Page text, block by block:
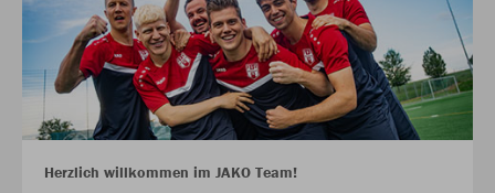
Herzlich willkommen im JAKO Team!